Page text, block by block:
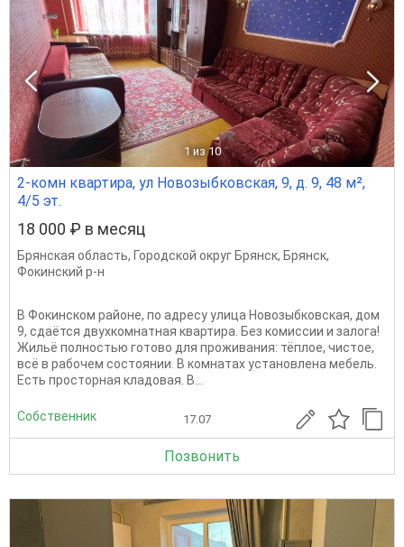
1 из 10
2-комн квартира, ул Новозыбковская, 9, д. 9, 48 м²,
4/5 эт.
18 000 ₽ в месяц
Брянская область, Городской округ Брянск, Брянск,
Фокинский р-н
В Фокинском районе, по адресу улица Новозыбковская, дом
9, сдаётся двухкомнатная квартира. Без комиссии и залога!
Жильё полностью готово для проживания: тёплое, чистое,
всё в рабочем состоянии. В комнатах установлена мебель.
Есть просторная кладовая. В...
Собственник 17.07
Позвонить